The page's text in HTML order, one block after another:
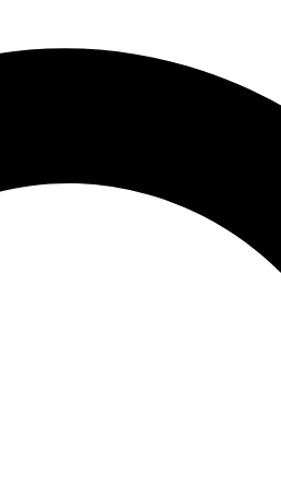
100 000 za špeciálnu cenu.
Značka:Proteín